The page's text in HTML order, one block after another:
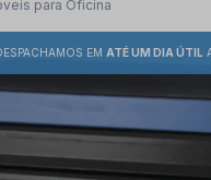
para Oficina
EM ATÉ UM DIA ÚTIL